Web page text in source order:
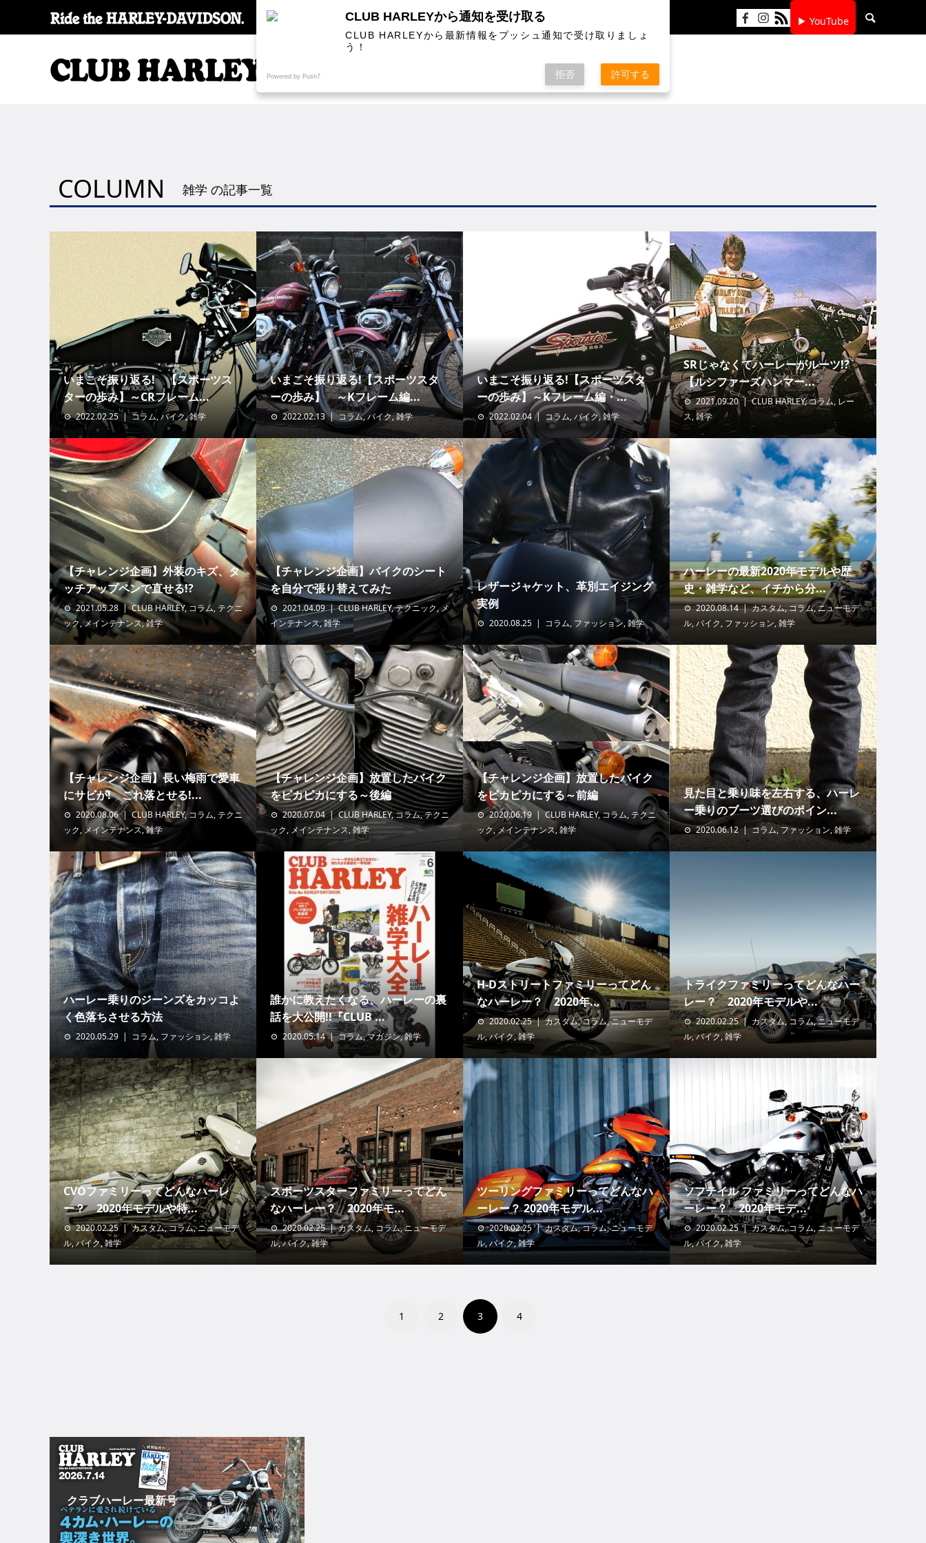
▶ YouTube
SPECIALCOLUMN
COLUMN 雑学 の記事一覧
いまこそ振り返る! 【スポーツス
ターの歩み】～CRフレーム...
2022.02.25 コラム,バイク,雑学
いまこそ振り返る!【スポーツスタ
ーの歩み】 ～Kフレーム編...
2022.02.13 コラム,バイク,雑学
いまこそ振り返る!【スポーツスタ
ーの歩み】～Kフレーム編・...
2022.02.04 コラム,バイク,雑学
SRじゃなくてハーレーがルーツ!?
【ルシファーズハンマー...
2021.09.20 CLUB HARLEY,コラム, レー
ス,雑学
【チャレンジ企画】外装のキズ、タ
ッチアップペンで直せる!?
2021.05.28 CLUB HARLEY,コラム, テクニ
ック,メインテナンス,雑学
【チャレンジ企画】バイクのシート
を自分で張り替えてみた
2021.04.09 CLUB HARLEY,テクニック,メ
インテナンス,雑学
レザージャケット、革別エイジング
実例
2020.08.25 コラム, ファッション,雑学
ハーレーの最新2020年モデルや歴
史・雑学など、イチから分...
2020.08.14 カスタム,コラム,ニューモデ
ル,バイク, ファッション,雑学
【チャレンジ企画】長い梅雨で愛車
にサビが! これ落とせる!...
2020.08.06 CLUB HARLEY,コラム,テクニ
ック, メインテナンス,雑学
【チャレンジ企画】放置したバイク
をピカピカにする～後編
2020.07.04 CLUB HARLEY,コラム,テクニ
ック, メインテナンス,雑学
【チャレンジ企画】放置したバイク
をピカピカにする～前編
2020.06.19 CLUB HARLEY,コラム,テクニ
ック,メインテナンス,雑学
見た目と乗り味を左右する、ハーレ
ー乗りのブーツ選びのポイン...
2020.06.12 コラム,ファッション,雑学
ハーレー乗りのジーンズをカッコよ
く色落ちさせる方法
2020.05.29 コラム, ファッション,雑学
誰かに教えたくなる、ハーレーの裏
話を大公開!!『CLUB ...
2020.05.14 コラム,マガジン,雑学
H-Dストリートファミリーってどん
なハーレー？ 2020年...
2020.02.25 カスタム,コラム,ニューモデ
ル,バイク,雑学
トライクファミリーってどんなハー
レー？ 2020年モデルや...
2020.02.25 カスタム,コラム,ニューモデ
ル,バイク,雑学
CVOファミリーってどんなハーレ
ー？ 2020年モデルや特...
2020.02.25 カスタム,コラム,ニューモデ
ル,バイク,雑学
スポーツスターファミリーってどん
なハーレー？ 2020年モ...
2020.02.25 カスタム,コラム,ニューモデ
ル,バイク,雑学
ツーリングファミリーってどんなハ
ーレー？ 2020年モデル...
2020.02.25 カスタム,コラム,ニューモデ
ル,バイク,雑学
ソフテイル ファミリーってどんなハ
ーレー？ 2020年モデ...
2020.02.25 カスタム,コラム,ニューモデ
ル,バイク,雑学
1 2 3 4
クラブハーレー最新号
CLUB HARLEYから通知を受け取る
CLUB HARLEYから最新情報をプッシュ通知で受け取りましょ
う！
Powered by Push7 拒否 許可する